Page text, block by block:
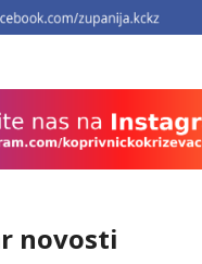
novosti